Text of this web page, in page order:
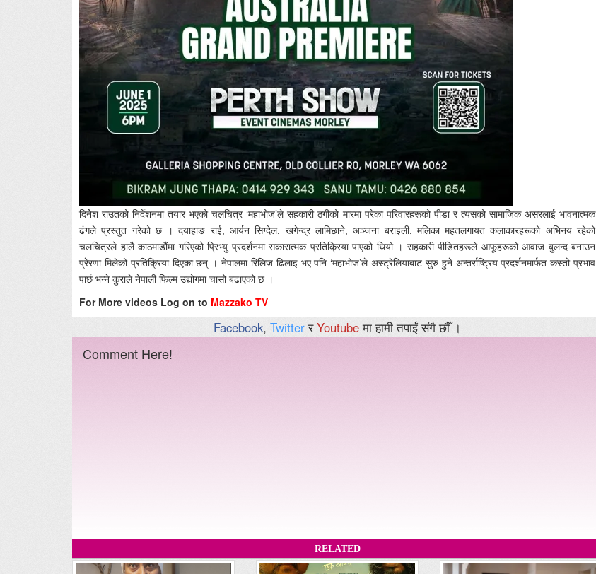
दिनेेश राउतको निर्देशनमा तयार भएको चलचित्र ‘महाभोज’ले सहकारी ठगीको मारमा परेका परिवारहरूको पीडा र त्यसको सामाजिक असरलाई भावनात्मक
ढंगले प्रस्तुत गरेको छ । दयाहाङ राई, आर्यन सिग्देल, खगेन्द्र लामिछाने, अञ्जना बराइली, मलिका महतलगायत कलाकारहरूको अभिनय रहेको
चलचित्रले हालै काठमाडौंमा गरिएको प्रिभ्यु प्रदर्शनमा सकारात्मक प्रतिक्रिया पाएको थियो । सहकारी पीडितहरूले आफूहरूको आवाज बुलन्द बनाउन
प्रेरणा मिलेको प्रतिक्रिया दिएका छन् । नेपालमा रिलिज ढिलाइ भए पनि ‘महाभोज’ले अस्ट्रेलियाबाट सुरु हुने अन्तर्राष्ट्रिय प्रदर्शनमार्फत कस्तो प्रभाव
पार्छ भन्ने कुराले नेपाली फिल्म उद्योगमा चासो बढाएको छ ।
For More videos Log on to Mazzako TV
Facebook, TwitterरYoutubeमा हामी तपाईं संगै छौँ ।
Comment Here!
RELATED